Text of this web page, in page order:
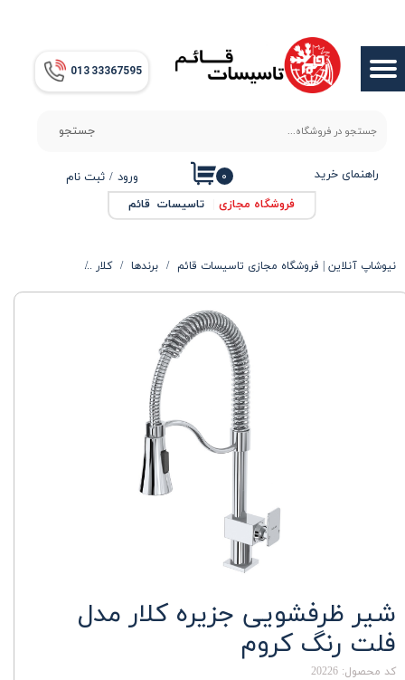
013​​​​​​​ 33367595
جستجو
ورود / ثبت نام
حساب کاربری من
تغییر گذر واژه
سفارشات
خروج از حساب کاربری
راهنمای خرید ۰
فروشگاه مجازی تاسیسات قائم
نیوشاپ آنلاین | فروشگاه مجازی تاسیسات قائم برندها کلار
شیر ظرفشویی جزیره کلار مدل
فلت رنگ کروم
کد محصول: 20226